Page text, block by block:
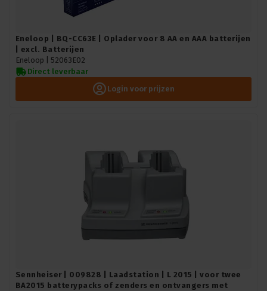
Eneloop | BQ-CC63E | Oplader voor 8 AA en AAA batterijen
| excl. Batterijen
Eneloop | 52063E02
Direct leverbaar
Login voor prijzen
Sennheiser | 009828 | Laadstation | L 2015 | voor twee
BA2015 batterypacks of zenders en ontvangers met